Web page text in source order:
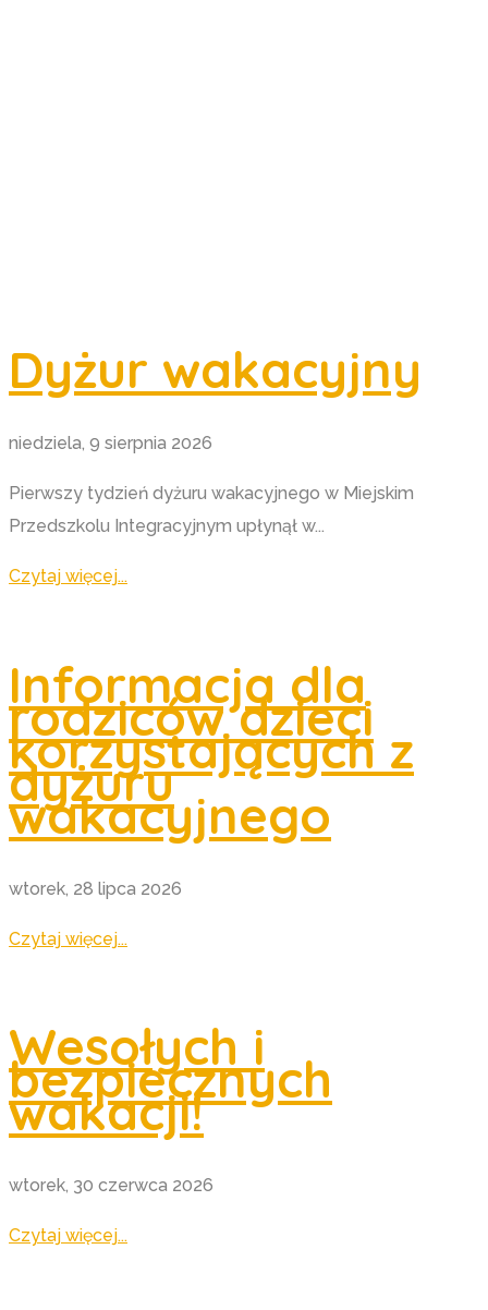
Dyżur wakacyjny
niedziela, 9 sierpnia 2026
Pierwszy tydzień dyżuru wakacyjnego w Miejskim
Przedszkolu Integracyjnym upłynął w...
Czytaj więcej...
Informacja dla
rodziców dzieci
korzystających z
dyżuru
wakacyjnego
wtorek, 28 lipca 2026
Czytaj więcej...
Wesołych i
bezpiecznych
wakacji!
wtorek, 30 czerwca 2026
Czytaj więcej...